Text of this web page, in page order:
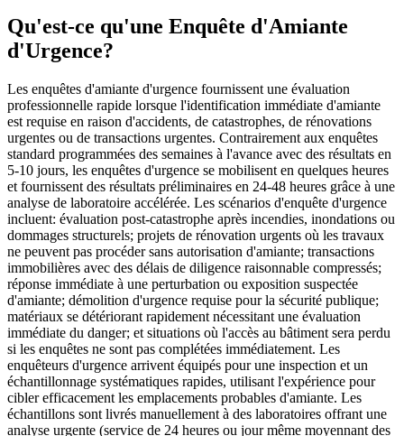
Qu'est-ce qu'une Enquête d'Amiante
d'Urgence?
Les enquêtes d'amiante d'urgence fournissent une évaluation
professionnelle rapide lorsque l'identification immédiate d'amiante
est requise en raison d'accidents, de catastrophes, de rénovations
urgentes ou de transactions urgentes. Contrairement aux enquêtes
standard programmées des semaines à l'avance avec des résultats en
5-10 jours, les enquêtes d'urgence se mobilisent en quelques heures
et fournissent des résultats préliminaires en 24-48 heures grâce à une
analyse de laboratoire accélérée. Les scénarios d'enquête d'urgence
incluent: évaluation post-catastrophe après incendies, inondations ou
dommages structurels; projets de rénovation urgents où les travaux
ne peuvent pas procéder sans autorisation d'amiante; transactions
immobilières avec des délais de diligence raisonnable compressés;
réponse immédiate à une perturbation ou exposition suspectée
d'amiante; démolition d'urgence requise pour la sécurité publique;
matériaux se détériorant rapidement nécessitant une évaluation
immédiate du danger; et situations où l'accès au bâtiment sera perdu
si les enquêtes ne sont pas complétées immédiatement. Les
enquêteurs d'urgence arrivent équipés pour une inspection et un
échantillonnage systématiques rapides, utilisant l'expérience pour
cibler efficacement les emplacements probables d'amiante. Les
échantillons sont livrés manuellement à des laboratoires offrant une
analyse urgente (service de 24 heures ou jour même moyennant des